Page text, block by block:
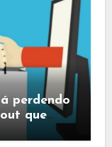
perdendo
que